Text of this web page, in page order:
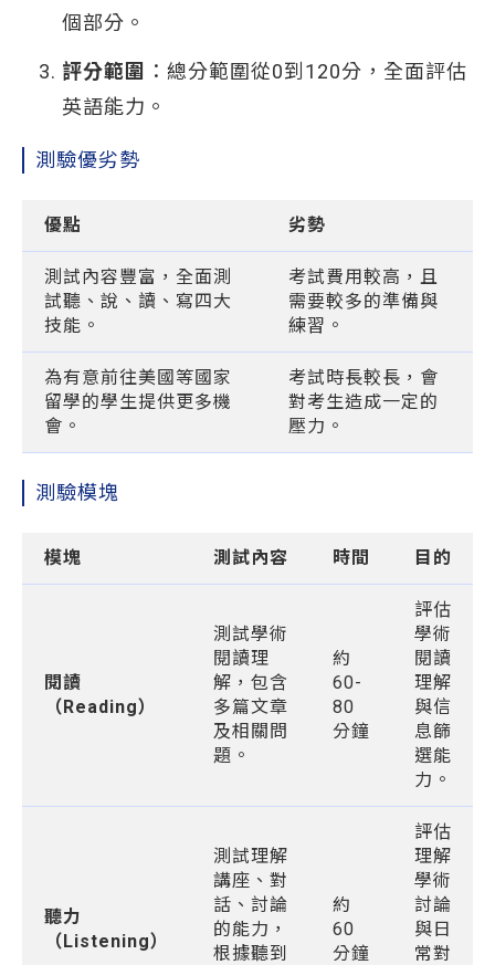
個部分。
評分範圍
：總分範圍從0到120分，全面評估
英語能力。
測驗優劣勢
優點 劣勢
測試內容豐富，全面測
試聽、說、讀、寫四大
技能。
考試費用較高，且
需要較多的準備與
練習。
為有意前往美國等國家
留學的學生提供更多機
會。
考試時長較長，會
對考生造成一定的
壓力。
測驗模塊
模塊 測試內容 時間 目的
閱讀
（Reading）
測試學術
閱讀理
解，包含
多篇文章
及相關問
題。
約
60-
80
分鐘
評估
學術
閱讀
理解
與信
息篩
選能
力。
聽力
（Listening）
測試理解
講座、對
話、討論
的能力，
根據聽到
約
60
分鐘
評估
理解
學術
討論
與日
常對